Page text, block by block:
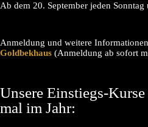
Ab dem 20. September jeden
Anmeldung und weitere
Goldbekhaus (Anmeldung ab sofort
Unsere Einstiegs-
mal im Jahr: